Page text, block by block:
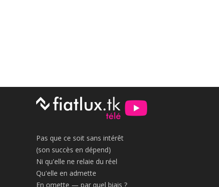
Pas que ce soit sans intérêt
(son succès en dépend)
Ni qu'elle ne relaie du réel
Qu'elle en admette
En omette — par quel biais ?